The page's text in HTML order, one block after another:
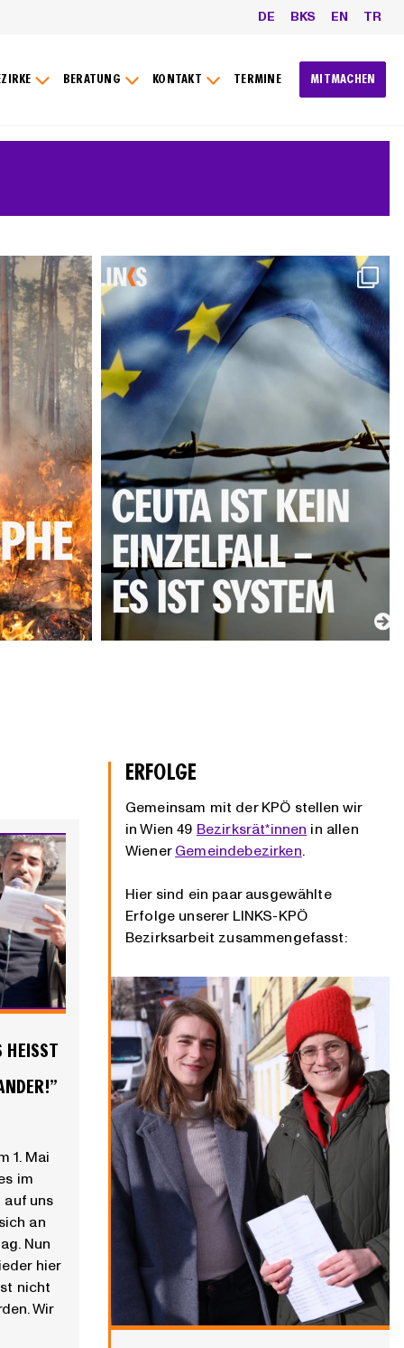
DE BKS EN TR
BERATUNG KONTAKT TERMINE MITMACHEN
E
1. Mai
im
auf uns
an
Nun
hier
nicht
Wir
ERFOLGE
Gemeinsam mit der KPÖ stellen wir
in Wien 49 Bezirksrät*innen in allen
Wiener Gemeindebezirken.
Hier sind ein paar ausgewählte
Erfolge unserer LINKS-KPÖ
Bezirksarbeit zusammengefasst: